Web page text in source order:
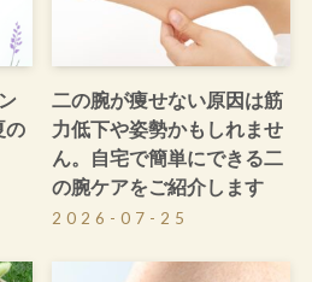
の
二の腕が痩せない原因は筋
力低下や姿勢かもしれませ
ん。自宅で簡単にできる二
の腕ケアをご紹介します
2026-07-25